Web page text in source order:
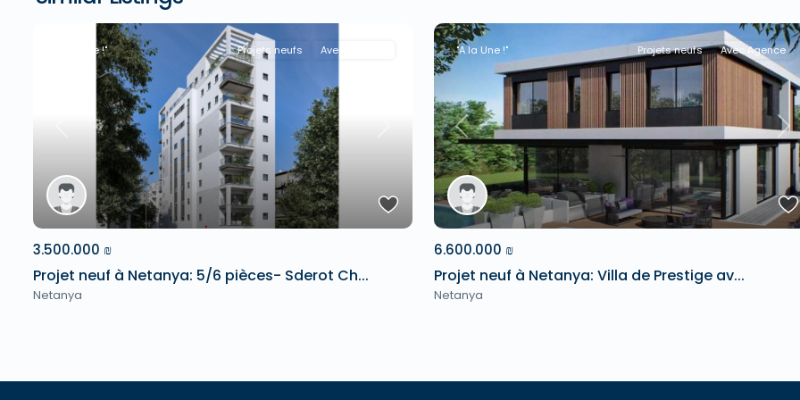
Previous
"A la Une !" Projets neufs Avec Agence
3.500.000 ₪
Projet neuf à Netanya: 5/6 pièces- Sderot Ch...
Netanya
Previous
"A la Une !" Projets neufs Avec Agence
6.600.000 ₪
Projet neuf à Netanya: Villa de Prestige av...
Netanya